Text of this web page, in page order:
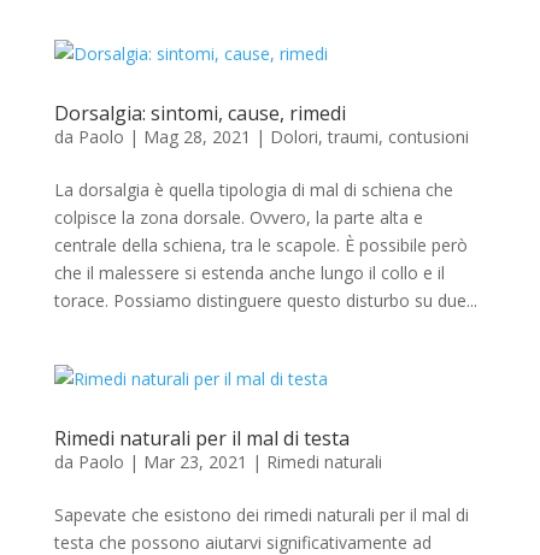
Dorsalgia: sintomi, cause, rimedi
da Paolo | Mag 28, 2021 | Dolori, traumi, contusioni
La dorsalgia è quella tipologia di mal di schiena che
colpisce la zona dorsale. Ovvero, la parte alta e
centrale della schiena, tra le scapole. È possibile però
che il malessere si estenda anche lungo il collo e il
torace. Possiamo distinguere questo disturbo su due...
Rimedi naturali per il mal di testa
da Paolo | Mar 23, 2021 | Rimedi naturali
Sapevate che esistono dei rimedi naturali per il mal di
testa che possono aiutarvi significativamente ad